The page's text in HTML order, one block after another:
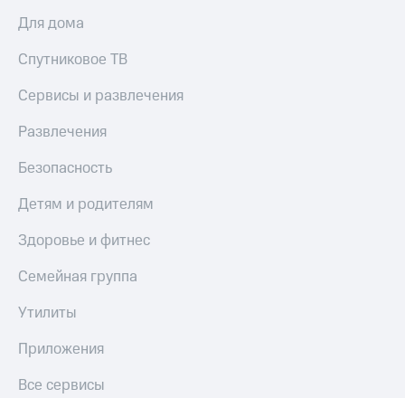
Для дома
Спутниковое ТВ
Сервисы и развлечения
Развлечения
Безопасность
Детям и родителям
Здоровье и фитнес
Семейная группа
Утилиты
Приложения
Все сервисы